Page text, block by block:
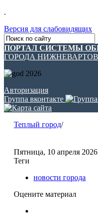
.
Версия для слабовидящих
ПОРТАЛ СИСТЕМЫ
ГОРОДА
Авторизация
Группа вконтакте
Теплый город/
Пятница, 10 апреля 2026
Теги
новости города
Оцените материал